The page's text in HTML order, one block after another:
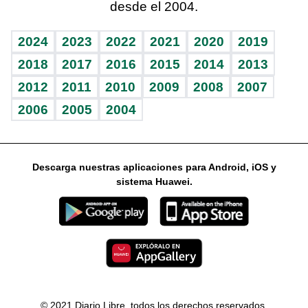
Vida y familia
Eñe
Celebrando la vida
Sin complejos
En pocas palabras
Escuchando al corazón
Economía Personal
Consulta Libre
BRV
TBT Deportivo
Más firmas
Guía del dinero
Horóscopos
desde el 2004.
2024 2023 2022 2021 2020
2019
2018
2017 2016 2015 2014
2013
2012
2011 2010 2009 2008
2007
2006
2005 2004
Descarga nuestras aplicaciones para Android, iOS y
sistema Huawei.
© 2021 Diario Libre, todos los derechos reservados.